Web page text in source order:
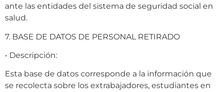
ante las entidades del sistema de seguridad social en
salud.
7. BASE DE DATOS DE PERSONAL RETIRADO
• Descripción:
Esta base de datos corresponde a la información que
se recolecta sobre los extrabajadores, estudiantes en